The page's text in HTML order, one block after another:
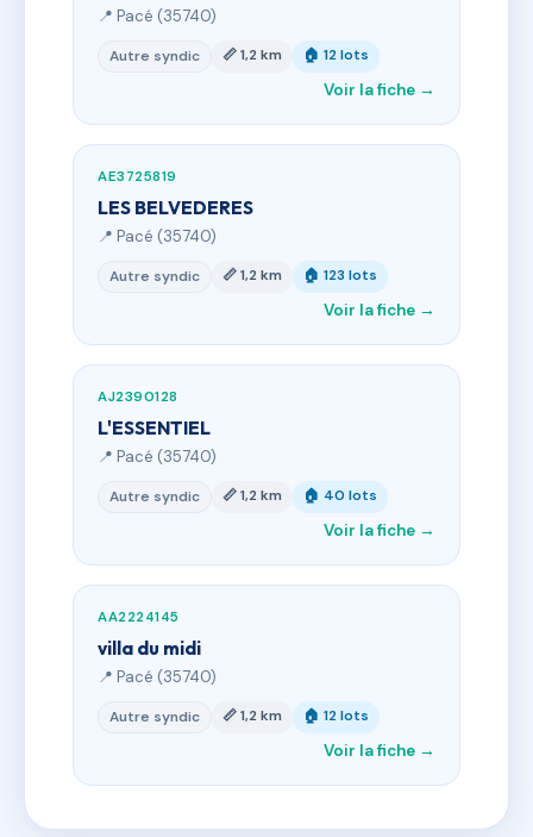
📍 Pacé (35740)
Autre syndic 📏 1,2 km 🏠 12 lots
Voir la fiche →
AE3725819
LES BELVEDERES
📍 Pacé (35740)
Autre syndic 📏 1,2 km 🏠 123 lots
Voir la fiche →
AJ2390128
L'ESSENTIEL
📍 Pacé (35740)
Autre syndic 📏 1,2 km 🏠 40 lots
Voir la fiche →
AA2224145
villa du midi
📍 Pacé (35740)
Autre syndic 📏 1,2 km 🏠 12 lots
Voir la fiche →